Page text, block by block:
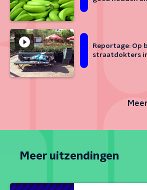
Reportage: Op
straatdokters
Meer uitzendingen